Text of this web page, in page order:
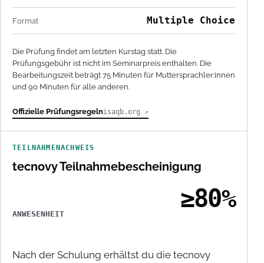
Format Multiple Choice
Die Prüfung findet am letzten Kurstag statt. Die
Prüfungsgebühr ist nicht im Seminarpreis enthalten. Die
Bearbeitungszeit beträgt 75 Minuten für Muttersprachler:innen
und 90 Minuten für alle anderen.
Offizielle Prüfungsregelnisaqb.org ↗
TEILNAHMENACHWEIS
tecnovy Teilnahmebescheinigung
≥80%
ANWESENHEIT
Nach der Schulung erhältst du die tecnovy